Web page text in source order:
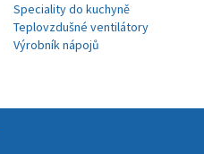
Speciality do kuchyně
Teplovzdušné ventilátory
Výrobník nápojů